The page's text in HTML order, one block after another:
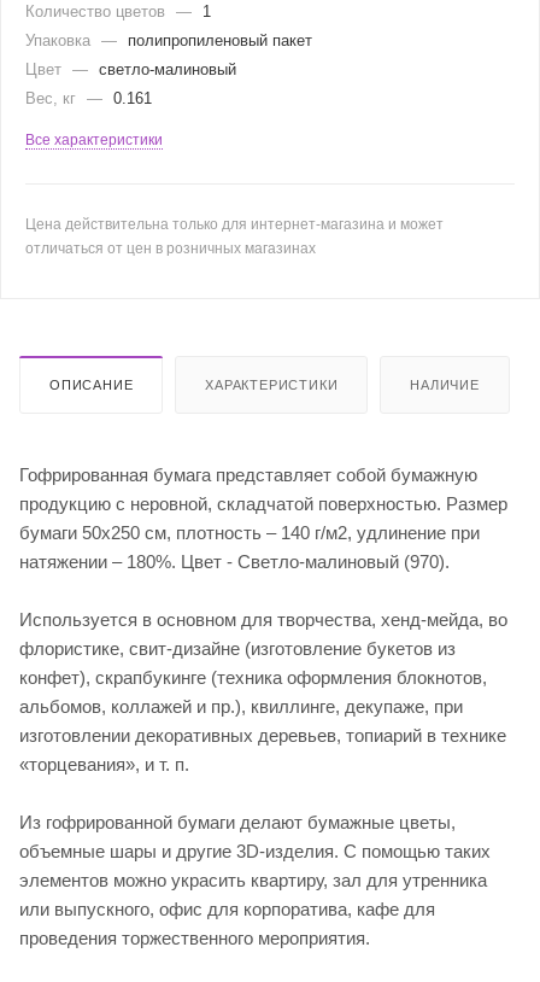
Количество цветов
—
1
Упаковка —
полипропиленовый пакет
Цвет — светло-малиновый
Вес, кг — 0.161
Все характеристики
Цена действительна только для интернет-магазина и может
отличаться от цен в розничных магазинах
ОПИСАНИЕ ХАРАКТЕРИСТИКИ НАЛИЧИЕ
Гофрированная бумага представляет собой бумажную
продукцию с неровной, складчатой поверхностью. Размер
бумаги 50х250 см, плотность – 140 г/м2, удлинение при
натяжении – 180%. Цвет - Светло-малиновый (970).
Используется в основном для творчества, хенд-мейда, во
флористике, свит-дизайне (изготовление букетов из
конфет), скрапбукинге (техника оформления блокнотов,
альбомов, коллажей и пр.), квиллинге, декупаже, при
изготовлении декоративных деревьев, топиарий в технике
«торцевания», и т. п.
Из гофрированной бумаги делают бумажные цветы,
объемные шары и другие 3D-изделия. С помощью таких
элементов можно украсить квартиру, зал для утренника
или выпускного, офис для корпоратива, кафе для
проведения торжественного мероприятия.